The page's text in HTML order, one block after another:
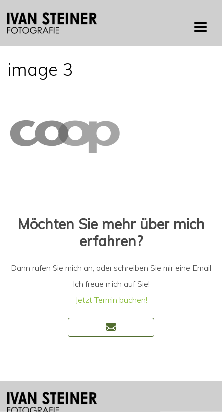
image 3
Möchten Sie mehr über mich
erfahren?
Dann rufen Sie mich an, oder schreiben Sie mir eine Email
Ich freue mich auf Sie!
Jetzt Termin buchen!